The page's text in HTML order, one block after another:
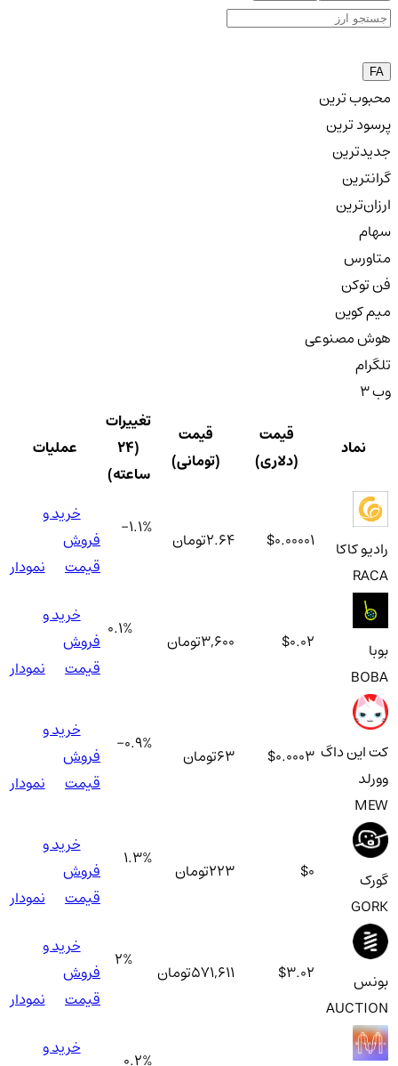
FA
محبوب ترین
پرسود ترین
جدیدترین
گرانترین
ارزان‌ترین
سهام
متاورس
فن توکن
میم کوین
هوش مصنوعی
تلگرام
وب 3
نماد
قیمت
(دلاری)
قیمت
(تومانی)
تغییرات
(۲۴
ساعته)
عملیات
رادیو کاکا
RACA
$0.00001
2.64تومان
-1.1%
خرید و
فروش
قیمت
نمودار
بوبا
BOBA
$0.02
3,600تومان
0.1%
خرید و
فروش
قیمت
نمودار
کت این داگ
وورلد
MEW
$0.0003
63تومان
-0.9%
خرید و
فروش
قیمت
نمودار
گورک
GORK
$0
223تومان
1.3%
خرید و
فروش
قیمت
نمودار
بونس
AUCTION
$3.02
571,611تومان
2%
خرید و
فروش
قیمت
نمودار
0.2%
خرید و